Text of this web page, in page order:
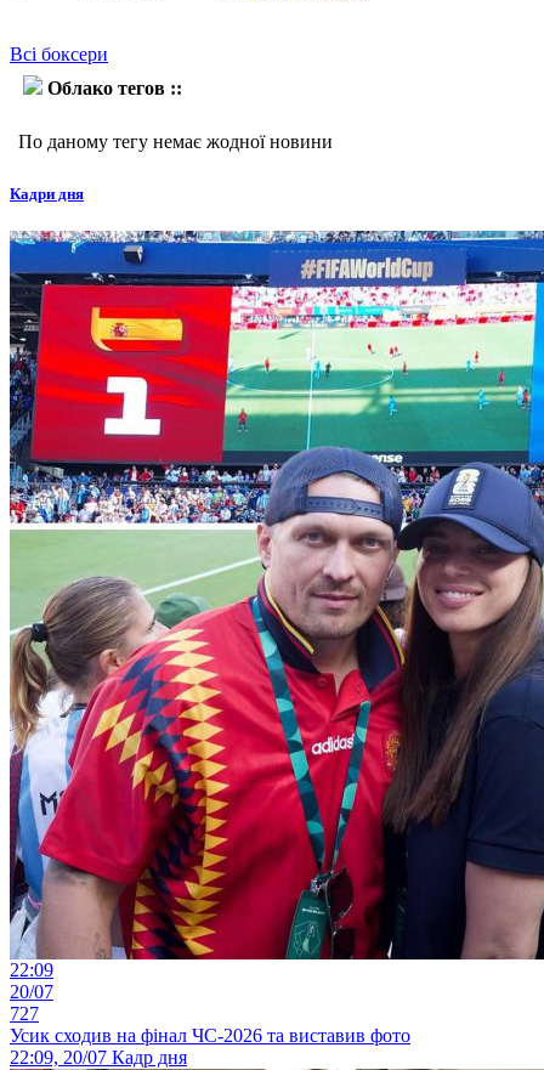
Всі боксери
Облако тегов ::
По даному тегу немає жодної новини
Кадри дня
22:09
20/07
727
Усик сходив на фінал ЧС-2026 та виставив фото
22:09, 20/07 Кадр дня